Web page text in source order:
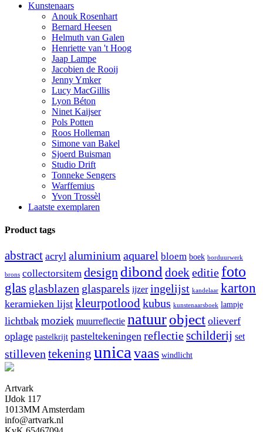
Kunstenaars
Anouk Rosenhart
Bernard Heesen
Helmuth van Galen
Henriette van 't Hoog
Jaap Lampe
Jacobien de Rooij
Jenny Ymker
Lucy MacGillis
Lyon Béton
Ninet Kaijser
Pols Potten
Roos Holleman
Simone van Bakel
Sjoerd Buisman
Studio Drift
Tonneke Sengers
Warffemius
Yvon Trossèl
Laatste exemplaren
Product tags
abstract acryl aluminium aquarel bloem boek borduurwerk
brons collectorsitem design dibond doek editiefoto
glas glasblazen glasparels ijzer ingelijst kandelaar karton
keramieken lijst kleurpotlood kubus kunstenaarsboek lampje
lichtbak moziek muurreflectie natuurobject olieverf
oplage pastelkrijt pasteltekeningen reflectieschilderij set
stilleven tekening unica vaas windlicht
Artvark
IJdok 117
1013MM Amsterdam
info@artvark.nl